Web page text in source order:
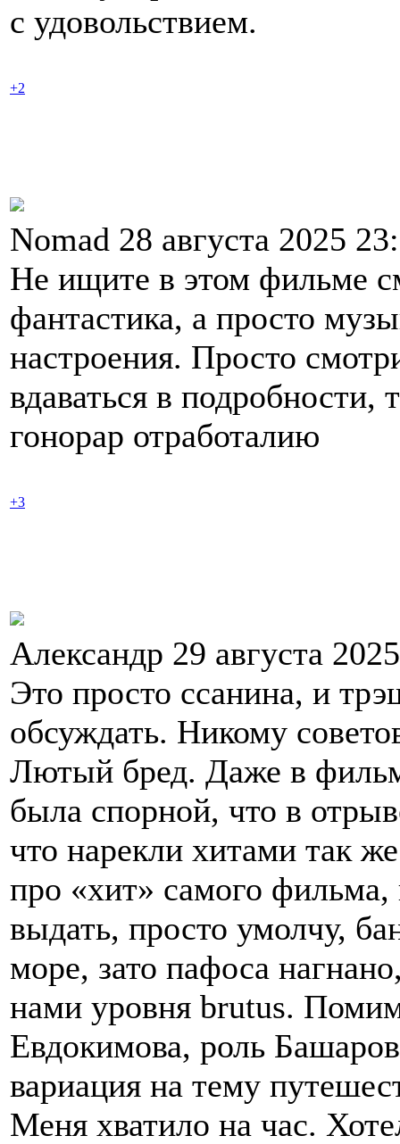
с удовольствием.
+2
Nomad 28 августа 2025
Не ищите в этом фильме
фантастика, а просто
настроения. Просто
вдаваться в подробности,
гонорар отработалию
+3
Александр 29 августа
Это просто ссанина, и
обсуждать. Никому
Лютый бред. Даже в
была спорной, что в
что нарекли хитами так
про «хит» самого фильма,
выдать, просто умолчу,
море, зато пафоса
нами уровня brutus.
Евдокимова, роль
вариация на тему
Меня хватило на час.